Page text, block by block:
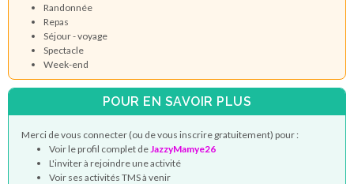
Randonnée
Repas
Séjour - voyage
Spectacle
Week-end
POUR EN SAVOIR PLUS
Merci de vous connecter (ou de vous inscrire gratuitement) pour :
Voir le profil complet de JazzyMamye26
L'inviter à rejoindre une activité
Voir ses activités TMS à venir